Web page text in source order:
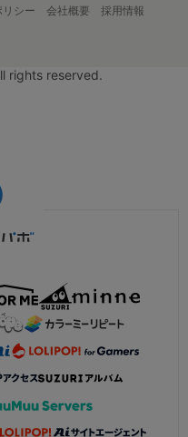
シー 会社概要
採用情報
rights reserved.